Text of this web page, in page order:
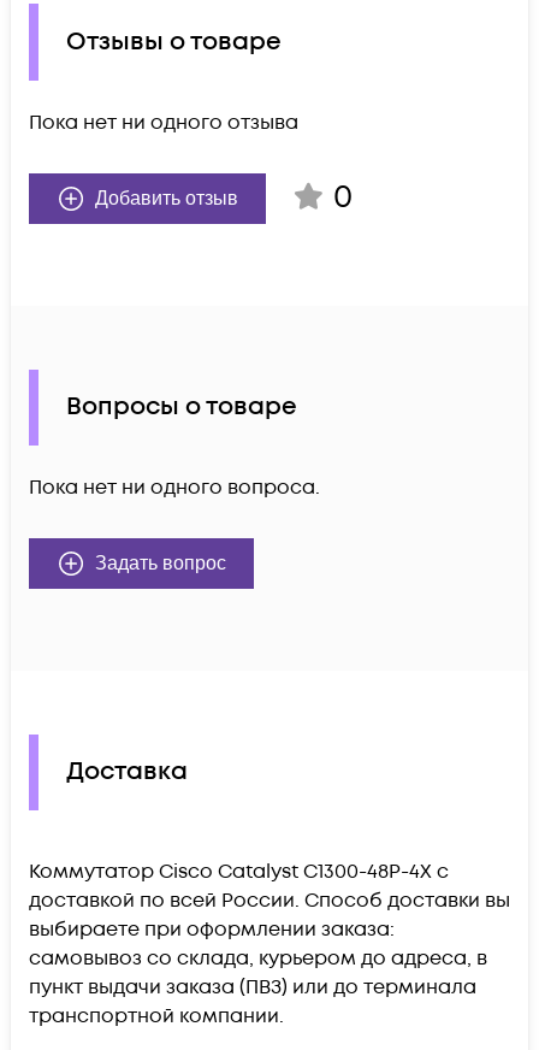
Отзывы о товаре
Пока нет ни одного отзыва
Добавить отзыв 0
Вопросы о товаре
Пока нет ни одного вопроса.
Задать вопрос
Доставка
Коммутатор Cisco Catalyst C1300-48P-4X c
доставкой по всей России. Способ доставки вы
выбираете при оформлении заказа:
самовывоз со склада, курьером до адреса, в
пункт выдачи заказа (ПВЗ) или до терминала
транспортной компании.